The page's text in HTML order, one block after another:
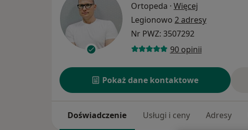
Ortopeda · Więcej
Legionowo 2 adresy
Nr PWZ: 3507292
90 opinii
Pokaż dane kontaktowe
Doświadczenie Usługi i ceny Adresy